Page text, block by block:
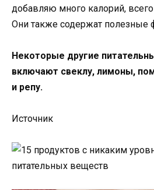
добавляю много калорий,
Они также содержат полезные
Некоторые другие
включают свеклу, лимоны,
и репу.
Источник